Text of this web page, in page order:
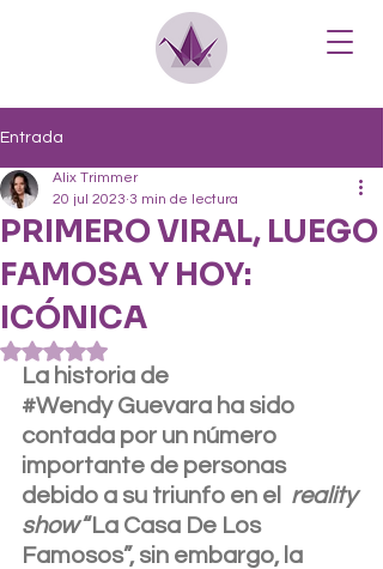
Entrada
PRIMERO VIRAL, LUEGO
FAMOSA Y HOY:
ICÓNICA
Alix Trimmer
20 jul 2023 3 min de lectura
Obtuvo NaN de 5 estrellas.
La historia de
#Wendy Guevara ha sido
contada por un número
importante de personas
debido a su triunfo en el reality
show “La Casa De Los
Famosos”, sin embargo, la